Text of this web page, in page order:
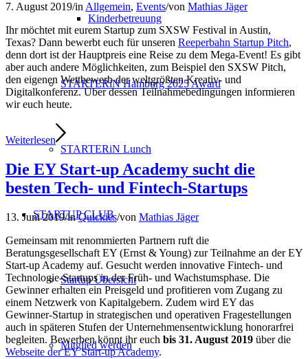
Kinderbetreuung
STARTERiN Hamburg 2025 Award
STARTERiN Lunch
STARTUP CLUB
Startup Übersicht
Mitglied werden
7. August 2019/in Allgemein, Events/von Mathias Jäger
Ihr möchtet mit eurem Startup zum SXSW Festival in Austin,
Texas? Dann bewerbt euch für unseren Reeperbahn Startup Pitch,
denn dort ist der Hauptpreis eine Reise zu dem Mega-Event! Es gibt
aber auch andere Möglichkeiten, zum Beispiel den SXSW Pitch,
den eigenen Wettbewerb der weltgrößten Kreativ- und
Digitalkonferenz. Über dessen Teilnahmebedingungen informieren
wir euch heute.
Weiterlesen
Die EY Start-up Academy sucht die
besten Tech- und Fintech-Startups
13. Juni 2019/inQuickies/von Mathias Jäger
Gemeinsam mit renommierten Partnern ruft die
Beratungsgesellschaft EY (Ernst & Young) zur Teilnahme an der EY
Start-up Academy auf. Gesucht werden innovative Fintech- und
Technologie-Startups in der Früh- und Wachstumsphase. Die
Gewinner erhalten ein Preisgeld und profitieren vom Zugang zu
einem Netzwerk von Kapitalgebern. Zudem wird EY das
Gewinner-Startup in strategischen und operativen Fragestellungen
auch in späteren Stufen der Unternehmensentwicklung honorarfrei
begleiten. Bewerben könnt ihr euch bis 31. August 2019 über die
Webseite der EY Start-up Academy.